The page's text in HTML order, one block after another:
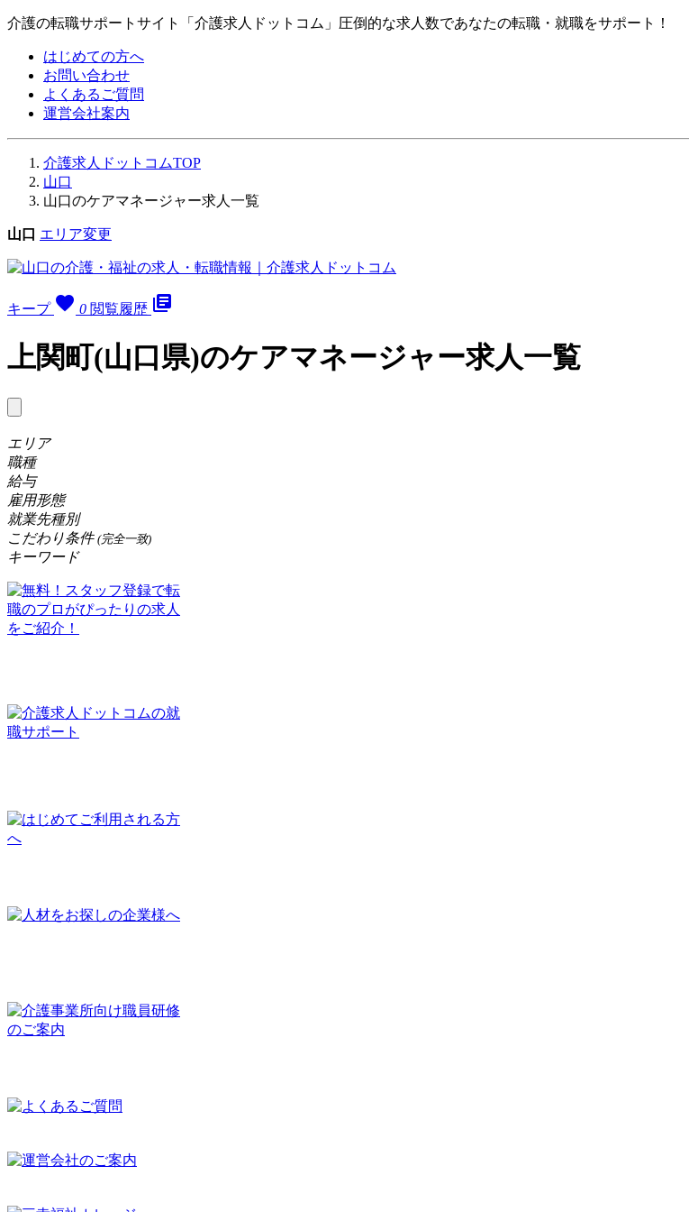
介護の転職サポートサイト「介護求人ドットコム」圧倒的な求人数であなたの転職・就職をサポート！
はじめての方へ
お問い合わせ
よくあるご質問
運営会社案内
介護求人ドットコムTOP
山口
山口のケアマネージャー求人一覧
山口 エリア変更
キープ favorite 0 閲覧履歴 library_books
上関町(山口県)のケアマネージャー求人一覧
エリア
職種
給与
雇用形態
就業先種別
こだわり条件 (完全一致)
キーワード